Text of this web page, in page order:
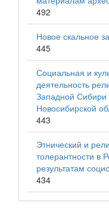
492
Новое скальное
445
Социальная и
деятельность
Западной Сибири
Новосибирской
443
Этнический и
толерантности в
результатам
434